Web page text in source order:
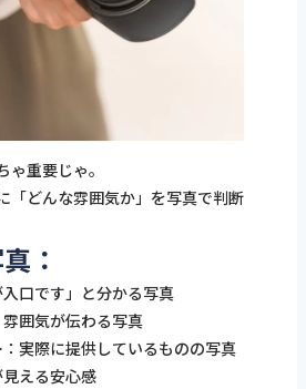
ゃ重要じゃ。
「どんな雰囲気か」を写真で判断
：
入口です」と分かる写真
雰囲気が伝わる写真
：実際に提供しているものの写真
見える安心感